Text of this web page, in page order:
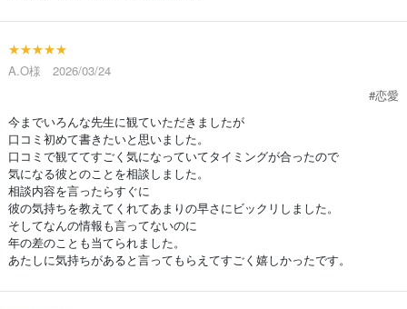
★★★★★
A.O様 2026/03/24
#恋愛
今までいろんな先生に観ていただきましたが
口コミ初めて書きたいと思いました。
口コミで観ててすごく気になっていてタイミングが合ったので
気になる彼とのことを相談しました。
相談内容を言ったらすぐに
彼の気持ちを教えてくれてあまりの早さにビックリしました。
そしてなんの情報も言ってないのに
年の差のことも当てられました。
あたしに気持ちがあると言ってもらえてすごく嬉しかったです。